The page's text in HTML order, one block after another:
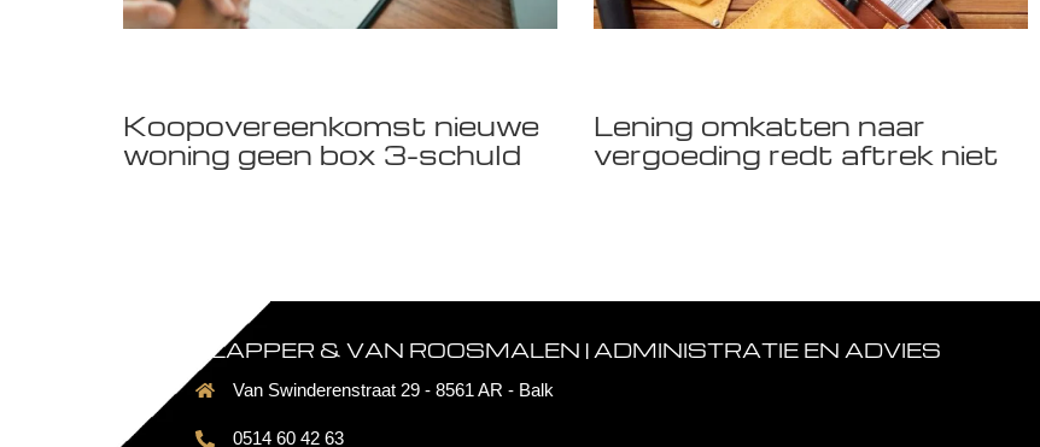
Koopovereenkomst nieuwe
woning geen box 3-schuld
Lening omkatten naar
vergoeding redt aftrek niet
FLAPPER & VAN ROOSMALEN | ADMINISTRATIE EN ADVIES
Van Swinderenstraat 29 - 8561 AR - Balk
0514 60 42 63